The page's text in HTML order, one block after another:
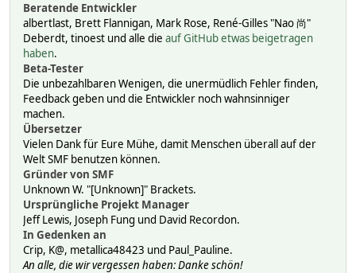
Beratende Entwickler
albertlast, Brett Flannigan, Mark Rose, René-Gilles "Nao 尚"
Deberdt, tinoest und alle die auf GitHub etwas beigetragen
haben.
Beta-Tester
Die unbezahlbaren Wenigen, die unermüdlich Fehler finden,
Feedback geben und die Entwickler noch wahnsinniger
machen.
Übersetzer
Vielen Dank für Eure Mühe, damit Menschen überall auf der
Welt SMF benutzen können.
Gründer von SMF
Unknown W. "[Unknown]" Brackets.
Ursprüngliche Projekt Manager
Jeff Lewis, Joseph Fung und David Recordon.
In Gedenken an
Crip, K@, metallica48423 und Paul_Pauline.
An alle, die wir vergessen haben: Danke schön!